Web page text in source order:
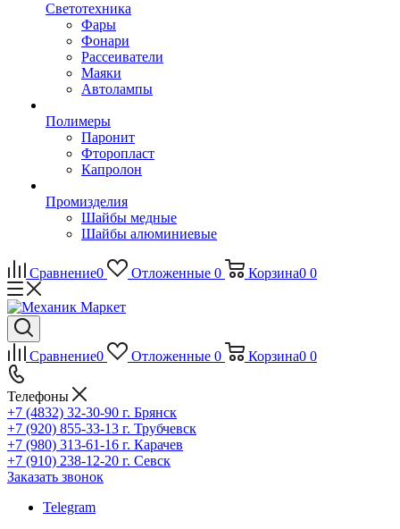
Светотехника
Фары
Фонари
Рассеиватели
Маяки
Автолампы
Полимеры
Паронит
Фторопласт
Капролон
Промизделия
Шайбы медные
Шайбы алюминиевые
Сравнение0 Отложенные 0 Корзина0 0
Сравнение0 Отложенные 0 Корзина0 0
Телефоны
+7 (4832) 32-30-90 г. Брянск
+7 (920) 855-33-13 г. Трубчевск
+7 (980) 313-61-16 г. Карачев
+7 (910) 238-12-20 г. Севск
Заказать звонок
Telegram